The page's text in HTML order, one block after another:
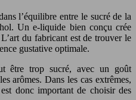
l’équilibre entre le sucré de la
Un e-liquide bien conçu crée
du fabricant est de trouver le
gustative optimale.
être trop sucré, avec un goût
arômes. Dans les cas extrêmes,
donc important de choisir des